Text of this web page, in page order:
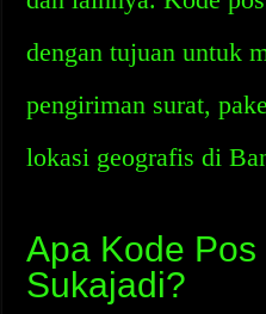
dengan tujuan untuk
pengiriman surat,
lokasi geografis di
Apa Kode
Sukajadi?